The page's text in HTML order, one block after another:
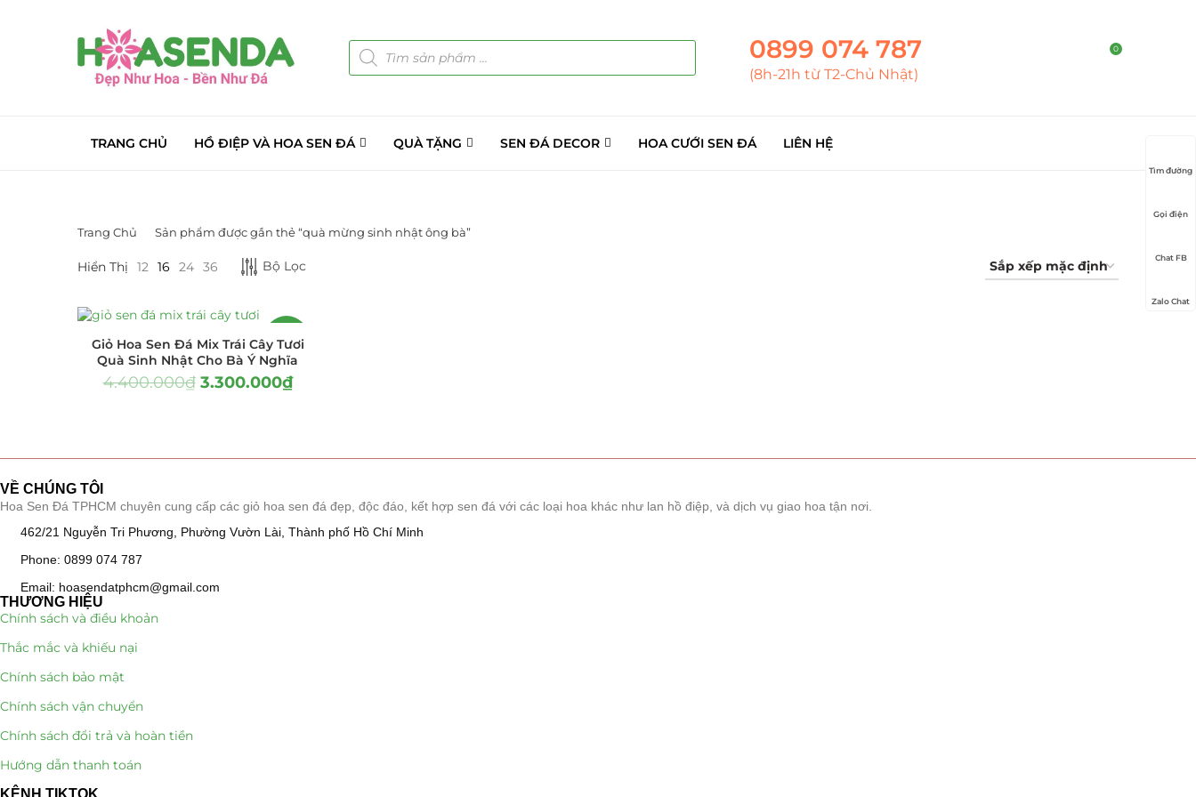
0899 074 787
(8h-21h từ T2-Chủ Nhật)
0
TRANG CHỦ HỒ ĐIỆP VÀ HOA SEN ĐÁ QUÀ TẶNG SEN ĐÁ DECOR HOA CƯỚI SEN ĐÁ LIÊN HỆ
DANH MỤC SẢN PHẨM
Cây Sen Đá Giá Sỉ (137)
Chậu Sen Đá Mini (8)
Lan Hồ Điệp Truyền Thống
Lũa Hồ Điệp Sen Đá
Tiểu Cảnh Lan Sen Đá (63)
Hoa Tặng 14/2
Hoa Tặng 20/10
Quà Noel - Quà Giáng Sinh
Trang Chủ Sản phẩm được gắn thẻ “quà mừng sinh nhật ông bà”
Hiển Thị 12 16 24 36 Bộ Lọc
-25%
Giỏ Hoa Sen Đá Mix Trái Cây Tươi
Quà Sinh Nhật Cho Bà Ý Nghĩa
4.400.000₫ 3.300.000₫
VỀ CHÚNG TÔI
Hoa Sen Đá TPHCM chuyên cung cấp các giỏ hoa sen đá đẹp, độc đáo, kết hợp sen đá với các loại hoa khác như lan hồ điệp, và dịch vụ giao hoa tận nơi.
462/21 Nguyễn Tri Phương, Phường Vườn Lài, Thành phố Hồ Chí Minh
Phone: 0899 074 787
Email: hoasendatphcm@gmail.com
THƯƠNG HIỆU
Chính sách và điều khoản
Thắc mắc và khiếu nại
Chính sách bảo mật
Chính sách vận chuyển
Chính sách đổi trả và hoàn tiền
Hướng dẫn thanh toán
KÊNH TIKTOK
Tìm đường
Gọi điện
Chat FB
Zalo Chat